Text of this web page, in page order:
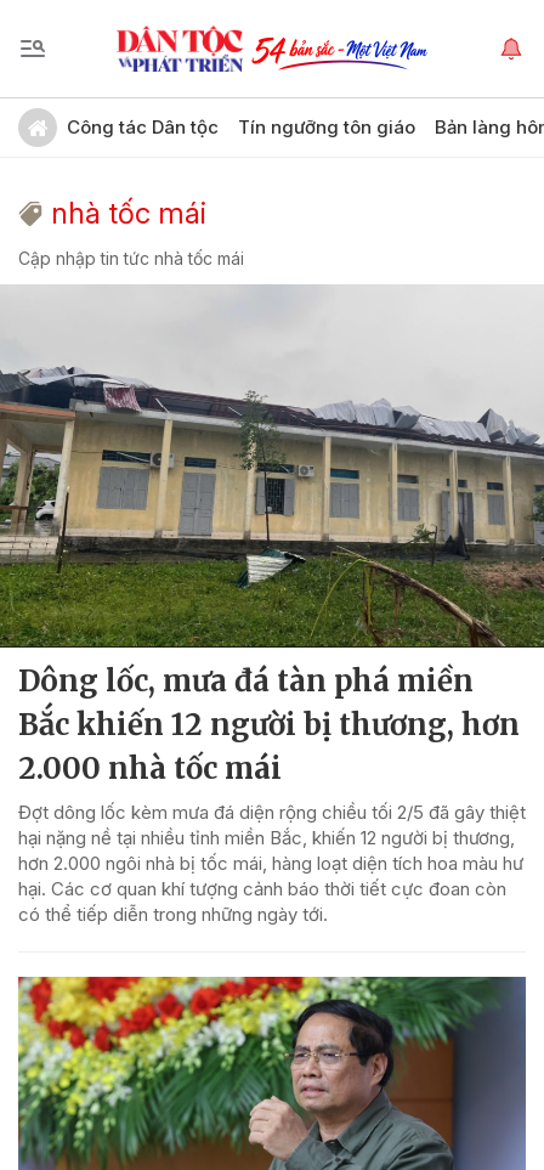
Công tác Dân tộc Tín ngưỡng tôn giáo Bản làng
nhà tốc mái
Cập nhập tin tức nhà tốc mái
Dông lốc, mưa đá tàn phá miền
Bắc khiến 12 người bị thương, hơn
2.000 nhà tốc mái
Đợt dông lốc kèm mưa đá diện rộng chiều tối 2/5 đã gây thiệt
hại nặng nề tại nhiều tỉnh miền Bắc, khiến 12 người bị thương,
hơn 2.000 ngôi nhà bị tốc mái, hàng loạt diện tích hoa màu hư
hại. Các cơ quan khí tượng cảnh báo thời tiết cực đoan còn
có thể tiếp diễn trong những ngày tới.